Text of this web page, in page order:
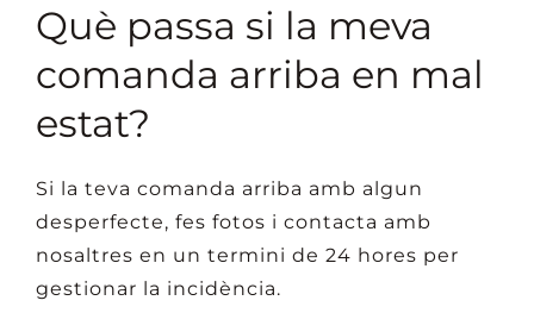
CATÀLEG
CONTACTE
BOTIGA ONLINE
Què passa si la meva
comanda arriba en mal
estat?
Si la teva comanda arriba amb algun
desperfecte, fes fotos i contacta amb
nosaltres en un termini de 24 hores per
gestionar la incidència.